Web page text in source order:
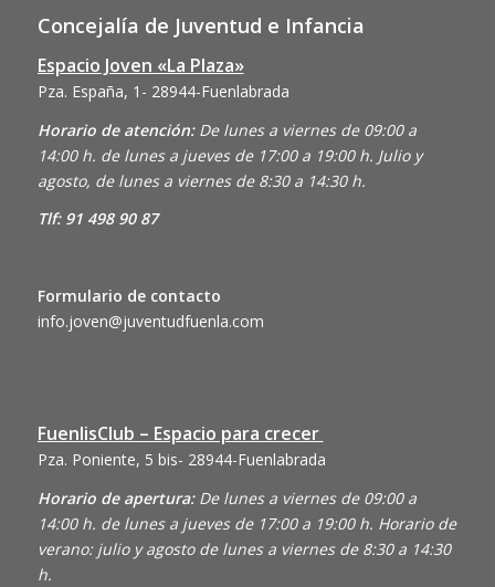
Concejalía de Juventud e Infancia
Espacio Joven «La Plaza»
Pza. España, 1- 28944-Fuenlabrada
Horario de atención: De lunes a viernes de 09:00 a
14:00 h. de lunes a jueves de 17:00 a 19:00 h. Julio y
agosto, de lunes a viernes de 8:30 a 14:30 h.
Tlf: 91 498 90 87
Formulario de contacto
info.joven@juventudfuenla.com
FuenlisClub – Espacio para crecer
Pza. Poniente, 5 bis- 28944-Fuenlabrada
Horario de apertura:De lunes a viernes de 09:00 a
14:00 h. de lunes a jueves de 17:00 a 19:00 h. Horario de
verano: julio y agosto de lunes a viernes de 8:30 a 14:30
h.